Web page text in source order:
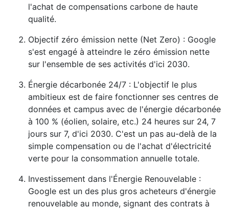
l'achat de compensations carbone de haute
qualité.
Objectif zéro émission nette (Net Zero) : Google
s'est engagé à atteindre le zéro émission nette
sur l'ensemble de ses activités d'ici 2030.
Énergie décarbonée 24/7 : L'objectif le plus
ambitieux est de faire fonctionner ses centres de
données et campus avec de l'énergie décarbonée
à 100 % (éolien, solaire, etc.) 24 heures sur 24, 7
jours sur 7, d'ici 2030. C'est un pas au-delà de la
simple compensation ou de l'achat d'électricité
verte pour la consommation annuelle totale.
Investissement dans l'Énergie Renouvelable :
Google est un des plus gros acheteurs d'énergie
renouvelable au monde, signant des contrats à